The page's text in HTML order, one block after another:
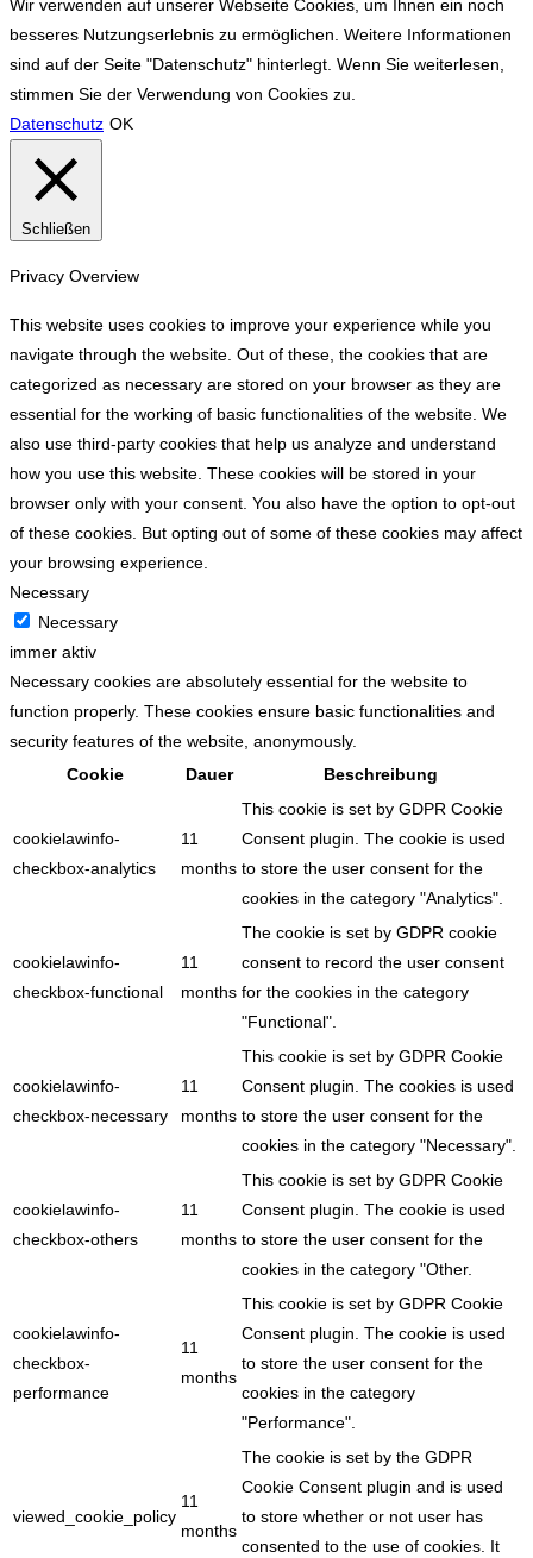
Wir verwenden auf unserer Webseite Cookies, um Ihnen ein noch
besseres Nutzungserlebnis zu ermöglichen. Weitere Informationen
sind auf der Seite "Datenschutz" hinterlegt. Wenn Sie weiterlesen,
stimmen Sie der Verwendung von Cookies zu.
Datenschutz OK
Schließen
Privacy Overview
This website uses cookies to improve your experience while you
navigate through the website. Out of these, the cookies that are
categorized as necessary are stored on your browser as they are
essential for the working of basic functionalities of the website. We
also use third-party cookies that help us analyze and understand
how you use this website. These cookies will be stored in your
browser only with your consent. You also have the option to opt-out
of these cookies. But opting out of some of these cookies may affect
your browsing experience.
Necessary
Necessary
immer aktiv
Necessary cookies are absolutely essential for the website to
function properly. These cookies ensure basic functionalities and
security features of the website, anonymously.
Cookie
Dauer Beschreibung
cookielawinfo-
checkbox-analytics
11
months
This cookie is set by GDPR Cookie
Consent plugin. The cookie is used
to store the user consent for the
cookies in the category "Analytics".
cookielawinfo-
checkbox-functional
11
months
The cookie is set by GDPR cookie
consent to record the user consent
for the cookies in the category
"Functional".
cookielawinfo-
checkbox-necessary
11
months
This cookie is set by GDPR Cookie
Consent plugin. The cookies is used
to store the user consent for the
cookies in the category "Necessary".
cookielawinfo-
checkbox-others
11
months
This cookie is set by GDPR Cookie
Consent plugin. The cookie is used
to store the user consent for the
cookies in the category "Other.
cookielawinfo-
checkbox-
performance
11
months
This cookie is set by GDPR Cookie
Consent plugin. The cookie is used
to store the user consent for the
cookies in the category
"Performance".
viewed_cookie_policy
11
months
The cookie is set by the GDPR
Cookie Consent plugin and is used
to store whether or not user has
consented to the use of cookies. It